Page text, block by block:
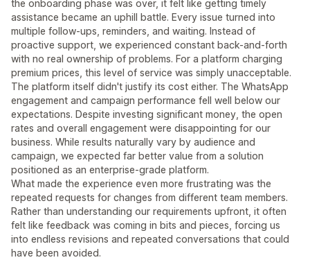
the onboarding phase was over, it felt like getting timely
assistance became an uphill battle. Every issue turned into
multiple follow-ups, reminders, and waiting. Instead of
proactive support, we experienced constant back-and-forth
with no real ownership of problems. For a platform charging
premium prices, this level of service was simply unacceptable.
The platform itself didn't justify its cost either. The WhatsApp
engagement and campaign performance fell well below our
expectations. Despite investing significant money, the open
rates and overall engagement were disappointing for our
business. While results naturally vary by audience and
campaign, we expected far better value from a solution
positioned as an enterprise-grade platform.
What made the experience even more frustrating was the
repeated requests for changes from different team members.
Rather than understanding our requirements upfront, it often
felt like feedback was coming in bits and pieces, forcing us
into endless revisions and repeated conversations that could
have been avoided.